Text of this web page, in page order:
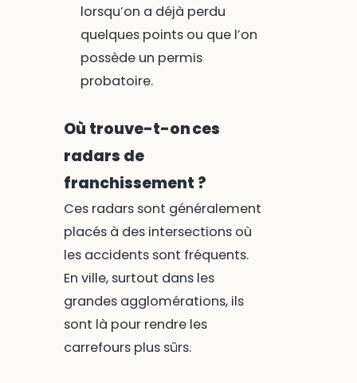
lorsqu’on a déjà perdu
quelques points ou que l’on
possède un permis
probatoire.
Où trouve-t-on ces
radars de
franchissement ?
Ces radars sont généralement
placés à des intersections où
les accidents sont fréquents.
En ville, surtout dans les
grandes agglomérations, ils
sont là pour rendre les
carrefours plus sûrs.